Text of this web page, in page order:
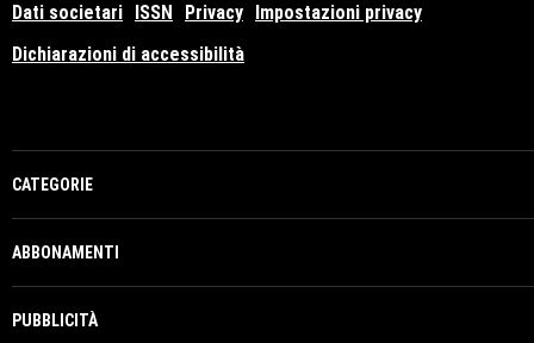
Dati societari ISSN Privacy Impostazioni privacy
Dichiarazioni di accessibilità
CATEGORIE
ABBONAMENTI
PUBBLICITÀ